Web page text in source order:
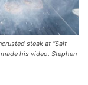
steak at “Salt
his video. Stephen